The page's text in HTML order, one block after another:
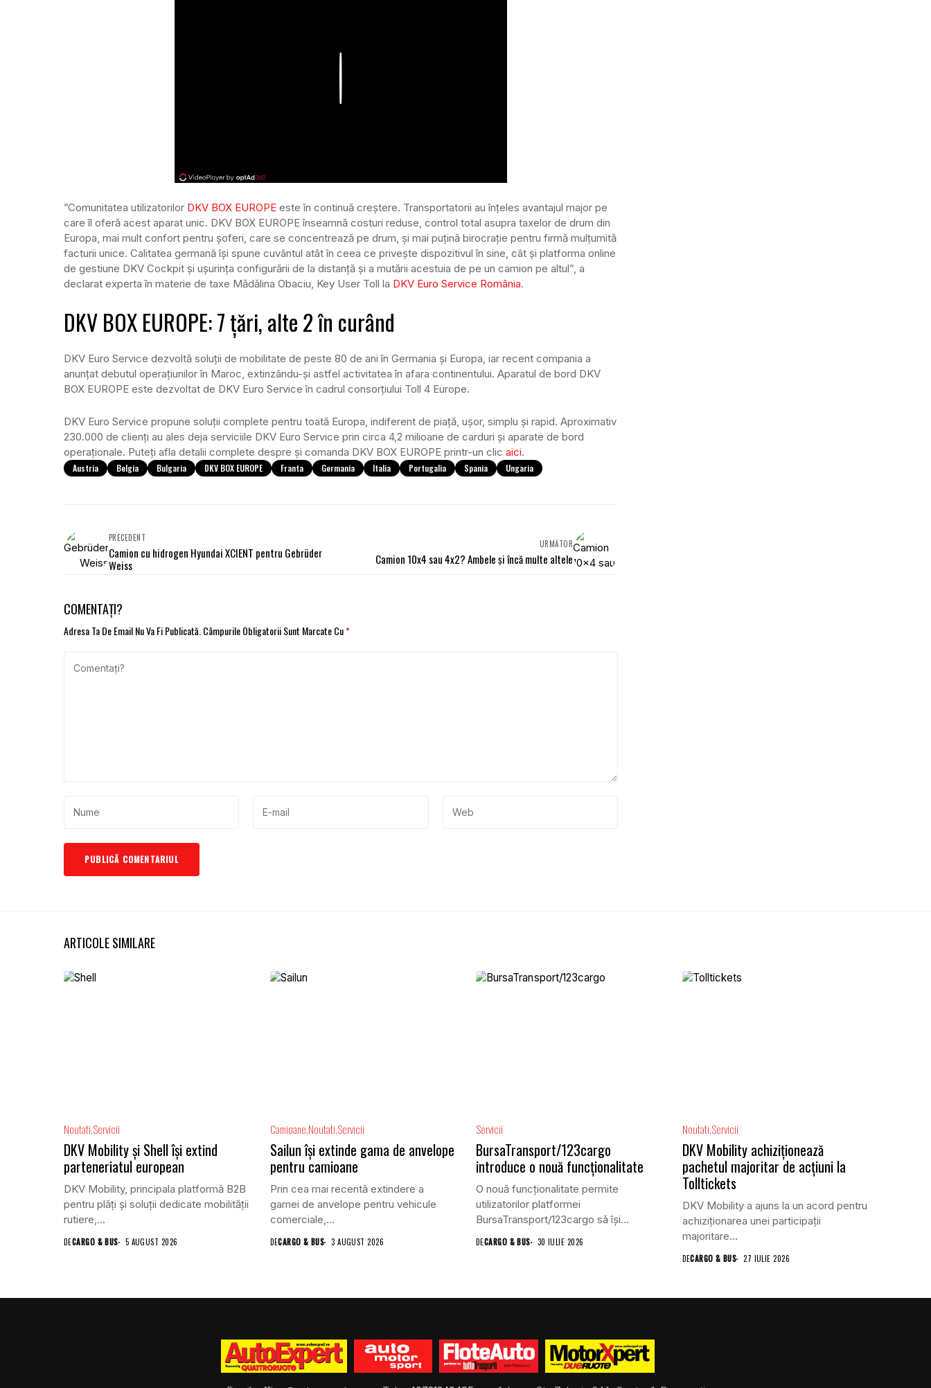
”Comunitatea utilizatorilor DKV BOX EUROPE este în continuă creștere. Transportatorii au înțeles avantajul major pe
care îl oferă acest aparat unic. DKV BOX EUROPE înseamnă costuri reduse, control total asupra taxelor de drum din
Europa, mai mult confort pentru șoferi, care se concentrează pe drum, și mai puțină birocrație pentru firmă mulțumită
facturii unice. Calitatea germană își spune cuvântul atât în ceea ce privește dispozitivul în sine, cât și platforma online
de gestiune DKV Cockpit și ușurința configurării de la distanță și a mutării acestuia de pe un camion pe altul”, a
declarat experta în materie de taxe Mădălina Obaciu, Key User Toll la DKV Euro Service România.
DKV BOX EUROPE: 7 țări, alte 2 în curând
DKV Euro Service dezvoltă soluții de mobilitate de peste 80 de ani în Germania și Europa, iar recent compania a
anunțat debutul operațiunilor în Maroc, extinzându-și astfel activitatea în afara continentului. Aparatul de bord DKV
BOX EUROPE este dezvoltat de DKV Euro Service în cadrul consorțiului Toll 4 Europe.
DKV Euro Service propune soluții complete pentru toată Europa, indiferent de piață, ușor, simplu și rapid. Aproximativ
230.000 de clienți au ales deja serviciile DKV Euro Service prin circa 4,2 milioane de carduri și aparate de bord
operaționale. Puteți afla detalii complete despre și comanda DKV BOX EUROPE printr-un clic aici.
Austria Belgia Bulgaria DKV BOX EUROPE Franta Germania Italia Portugalia Spania Ungaria
PRECEDENT
Camion cu hidrogen Hyundai XCIENT pentru Gebrüder
Weiss
URMĂTOR
Camion 10x4 sau 4x2? Ambele și încă multe altele
COMENTAȚI?
Adresa Ta De Email Nu Va Fi Publicată. Câmpurile Obligatorii Sunt Marcate Cu*
ARTICOLE SIMILARE
Noutati Servicii
DKV Mobility și Shell își extind
parteneriatul european
DKV Mobility, principala platformă B2B
pentru plăți și soluții dedicate mobilității
rutiere,...
DECARGO & BUS 5 AUGUST 2026
Camioane Noutati Servicii
Sailun își extinde gama de anvelope
pentru camioane
Prin cea mai recentă extindere a
gamei de anvelope pentru vehicule
comerciale,...
DECARGO & BUS 3 AUGUST 2026
Servicii
BursaTransport/123cargo
introduce o nouă funcționalitate
O nouă funcționalitate permite
utilizatorilor platformei
BursaTransport/123cargo să își
evalueze partenerii după...
DECARGO & BUS 30 IULIE 2026
Noutati Servicii
DKV Mobility achiziționează
pachetul majoritar de acțiuni la
Tolltickets
DKV Mobility a ajuns la un acord pentru
achiziționarea unei participații
majoritare...
DECARGO & BUS 27 IULIE 2026